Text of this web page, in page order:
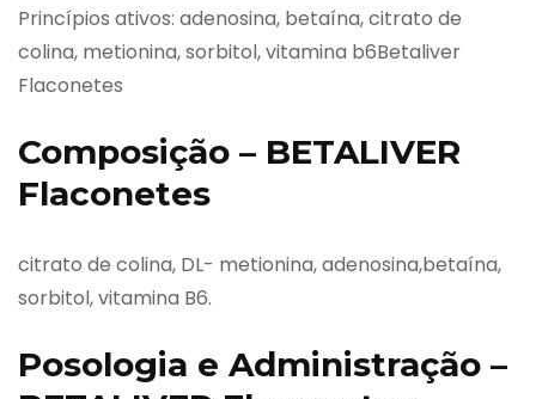
Princípios ativos: adenosina, betaína, citrato de
colina, metionina, sorbitol, vitamina b6Betaliver
Flaconetes
Composição – BETALIVER
Flaconetes
citrato de colina, DL- metionina, adenosina,betaína,
sorbitol, vitamina B6.
Posologia e Administração –